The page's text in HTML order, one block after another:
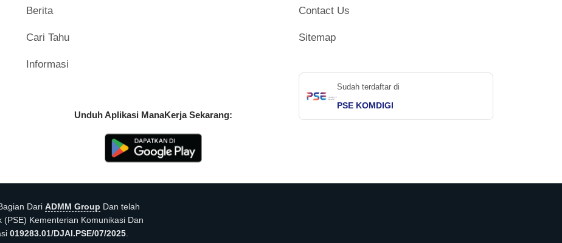
Berita
Cari Tahu
Informasi
Unduh Aplikasi ManaKerja Sekarang:
Contact Us
Sitemap
Sudah terdaftar di
PSE KOMDIGI
Dari ADMM Group Dan telah
Kementerian Komunikasi Dan
019283.01/DJAI.PSE/07/2025